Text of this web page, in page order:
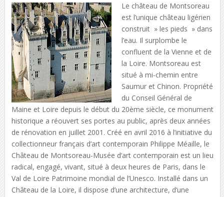
Le château de Montsoreau
est l’unique château ligérien
construit » les pieds » dans
l’eau. Il surplombe le
confluent de la Vienne et de
la Loire. Montsoreau est
situé à mi-chemin entre
Saumur et Chinon. Propriété
du Conseil Général de
Maine et Loire depuis le début du 20ème siècle, ce monument
historique a réouvert ses portes au public, après deux années
de rénovation en juillet 2001. Créé en avril 2016 à l’initiative du
collectionneur français d’art contemporain Philippe Méaille, le
Château de Montsoreau-Musée d’art contemporain est un lieu
radical, engagé, vivant, situé à deux heures de Paris, dans le
Val de Loire Patrimoine mondial de l’Unesco. Installé dans un
Château de la Loire, il dispose d’une architecture, d’une